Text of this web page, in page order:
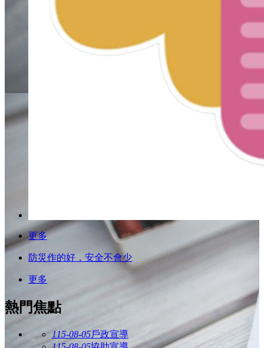
更多
防災作的好，安全不會少
更多
熱門焦點
115-08-05戶政宣導